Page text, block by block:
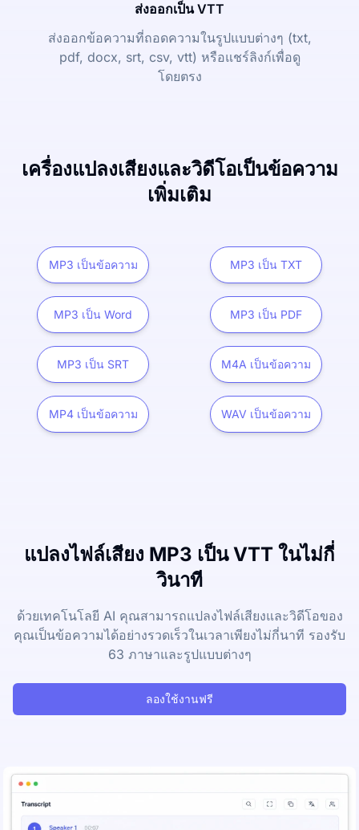
ส่งออกเป็น VTT
ส่งออกข้อความที่ถอดความในรูปแบบต่างๆ (txt,
pdf, docx, srt, csv, vtt) หรือแชร์ลิงก์เพื่อดู
โดยตรง
เครื่องแปลงเสียงและวิดีโอเป็นข้อความ
เพิ่มเติม
MP3 เป็นข้อความ MP3 เป็น TXT
MP3 เป็น Word MP3 เป็น PDF
MP3 เป็น SRT M4A เป็นข้อความ
MP4 เป็นข้อความ WAV เป็นข้อความ
แปลงไฟล์เสียง MP3 เป็น VTT ในไม่กี่
วินาที
ด้วยเทคโนโลยี AI คุณสามารถแปลงไฟล์เสียงและวิดีโอของ
คุณเป็นข้อความได้อย่างรวดเร็วในเวลาเพียงไม่กี่นาที รองรับ
63 ภาษาและรูปแบบต่างๆ
ลองใช้งานฟรี